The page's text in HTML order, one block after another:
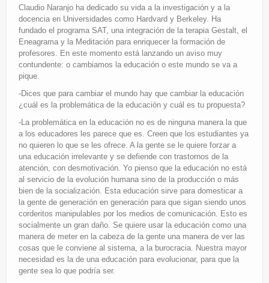
Claudio Naranjo ha dedicado su vida a la investigación y a la
docencia en Universidades como Hardvard y Berkeley. Ha
fundado el programa SAT, una integración de la terapia Gestalt, el
Eneagrama y la Meditación para enriquecer la formación de
profesores. En este momento está lanzando un aviso muy
contundente: o cambiamos la educación o este mundo se va a
pique.
-Dices que para cambiar el mundo hay que cambiar la educación
¿cuál es la problemática de la educación y cuál es tu propuesta?
-La problemática en la educación no es de ninguna manera la que
a los educadores les parece que es. Creen que los estudiantes ya
no quieren lo que se les ofrece. A la gente se le quiere forzar a
una educación irrelevante y se defiende con trastornos de la
atención, con desmotivación. Yo pienso que la educación no está
al servicio de la evolución humana sino de la producción o más
bien de la socialización. Esta educación sirve para domesticar a
la gente de generación en generación para que sigan siendo unos
corderitos manipulables por los medios de comunicación. Esto es
socialmente un gran daño. Se quiere usar la educación como una
manera de meter en la cabeza de la gente una manera de ver las
cosas que le conviene al sistema, a la burocracia. Nuestra mayor
necesidad es la de una educación para evolucionar, para que la
gente sea lo que podría ser.